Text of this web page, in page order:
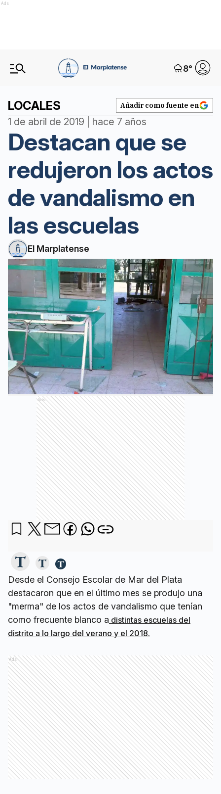
Ads
8°
LOCALES Añadir como fuente en
1 de abril de 2019 | hace 7 años
Destacan que se
redujeron los actos
de vandalismo en
las escuelas
El Marplatense
Ads
Desde el Consejo Escolar de Mar del Plata
destacaron que en el último mes se produjo una
"merma" de los actos de vandalismo que tenían
como frecuente blanco a distintas escuelas del
distrito a lo largo del verano y el 2018.
Ads